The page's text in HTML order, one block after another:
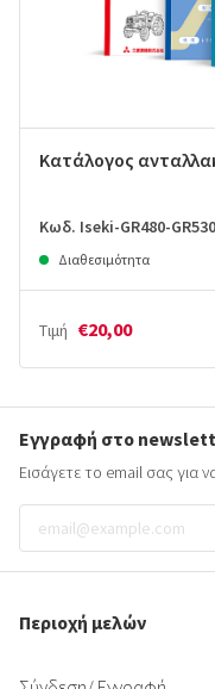
Κατάλογος
Κωδ. Iseki-GR480-GR530
Διαθεσιμότητα
Τιμή €20,00
Εγγραφή στο
Εισάγετε το email σας για
Περιοχή μελών